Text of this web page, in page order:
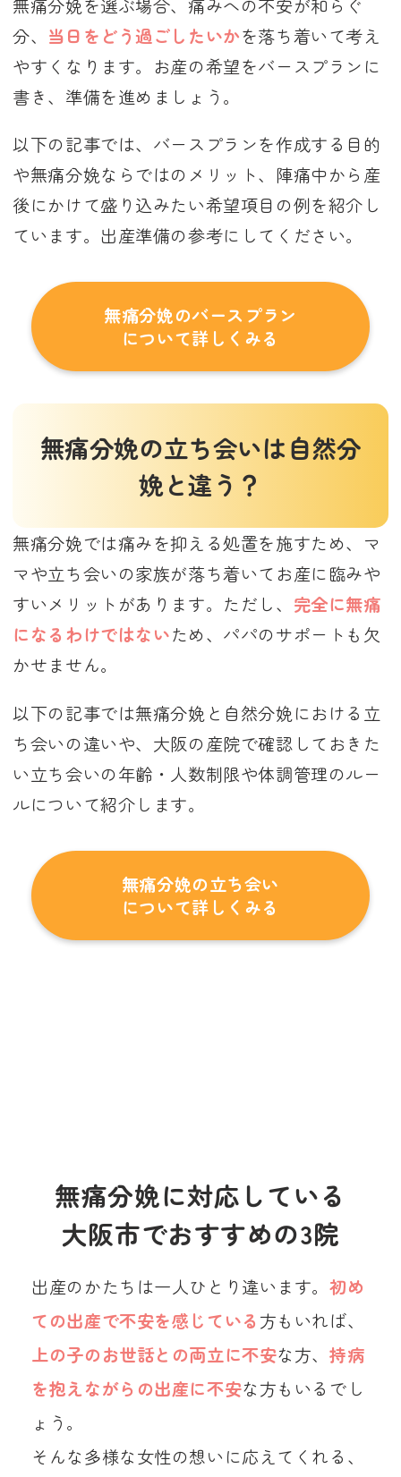
分、 当日をどう過ごしたいかを落ち着いて考え
やすくなります。お産の希望をバースプランに
書き、準備を進めましょう。
以下の記事では、バースプランを作成する目的
や無痛分娩ならではのメリット、陣痛中から産
後にかけて盛り込みたい希望項目の例を紹介し
ています。出産準備の参考にしてください。
無痛分娩のバースプラン
について詳しくみる
無痛分娩の立ち会いは自然分
娩と違う？
無痛分娩では痛みを抑える処置を施すため、マ
マや立ち会いの家族が落ち着いてお産に臨みや
すいメリットがあります。ただし、 完全に無痛
になるわけではないため、パパのサポートも欠
かせません。
以下の記事では無痛分娩と自然分娩における立
ち会いの違いや、大阪の産院で確認しておきた
い立ち会いの年齢・人数制限や体調管理のルー
ルについて紹介します。
無痛分娩の立ち会い
について詳しくみる
無痛分娩に対応している
大阪市でおすすめの3院
出産のかたちは一人ひとり違います。初め
ての出産で不安を感じている 方もいれば、
上の子のお世話との両立に不安な方、持病
を抱えながらの出産に不安な方もいるでし
ょう。
そんな多様な女性の想いに応えてくれる、